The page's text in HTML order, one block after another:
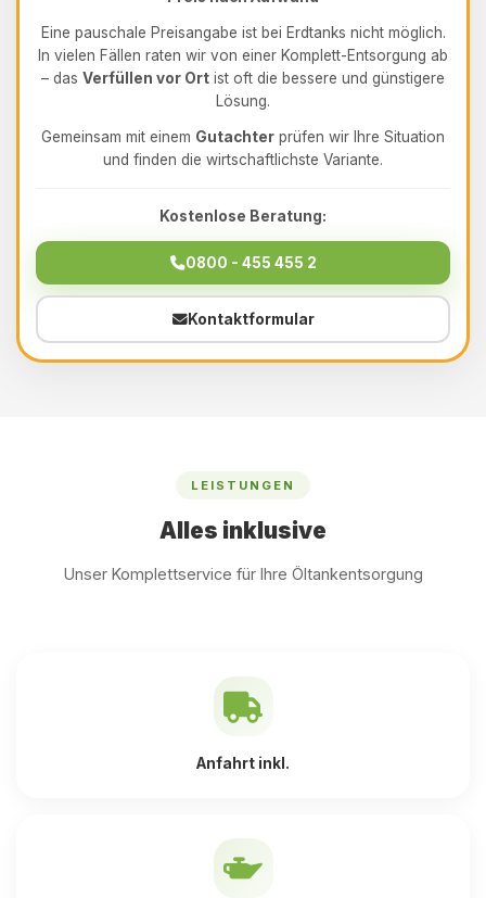
Eine pauschale Preisangabe ist bei Erdtanks nicht möglich.
In vielen Fällen raten wir von einer Komplett-Entsorgung ab
– das Verfüllen vor Ort ist oft die bessere und günstigere
Lösung.
Gemeinsam mit einem Gutachter prüfen wir Ihre Situation
und finden die wirtschaftlichste Variante.
Kostenlose Beratung:
0800 - 455 455 2
Kontaktformular
LEISTUNGEN
Alles inklusive
Unser Komplettservice für Ihre Öltankentsorgung
Anfahrt inkl.